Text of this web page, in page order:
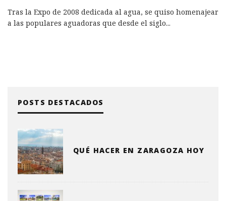
Tras la Expo de 2008 dedicada al agua, se quiso homenajear
a las populares aguadoras que desde el siglo...
POSTS DESTACADOS
QUÉ HACER EN ZARAGOZA HOY